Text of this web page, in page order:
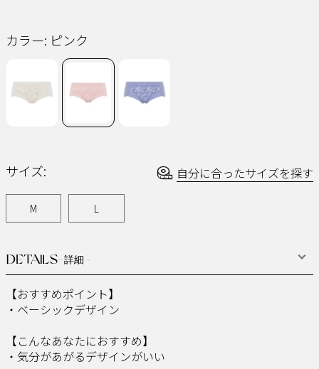
DETAILS- 詳細 -
【おすすめポイント】
・ベーシックデザイン
【こんなあなたにおすすめ】
・気分があがるデザインがいい
カラー: ピンク
サイズ: 自分に合ったサイズを探す
M L